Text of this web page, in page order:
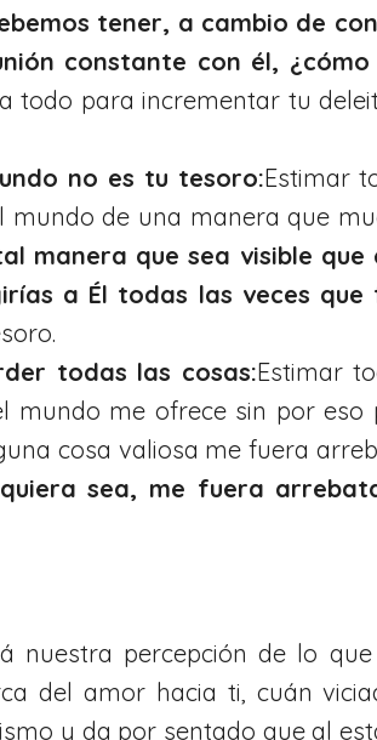
tener, a cambio de
constante con él,
todo para incrementar tu
no es tu tesoro:Estimar
de una manera que
manera que sea visible
a Él todas las veces que
todas las cosas:Estimar
mundo me ofrece sin por
cosa valiosa me fuera
sea, me fuera
nuestra percepción de lo
del amor hacia ti, cuán
y da por sentado que al